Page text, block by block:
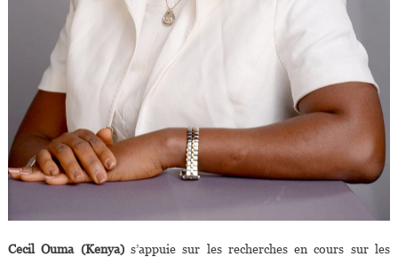
Cecil Ouma (Kenya) s’appuie sur les recherches en cours sur les